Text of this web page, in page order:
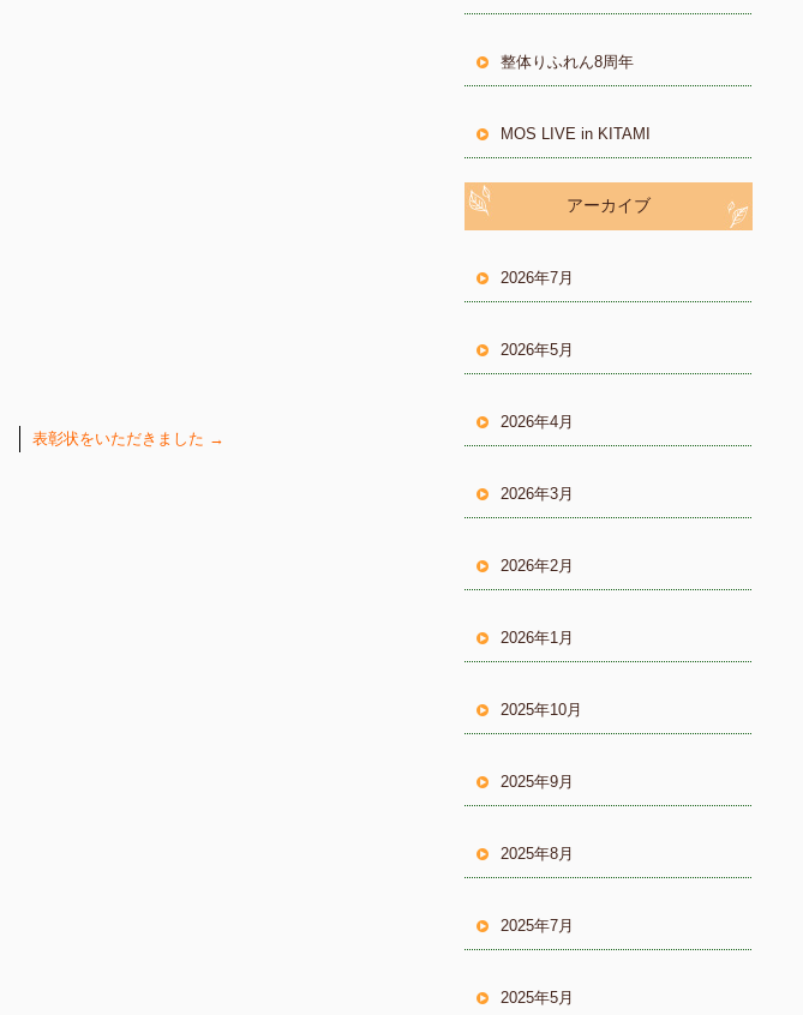
表彰状をいただきました →
整体りふれん8周年
MOS LIVE in KITAMI
アーカイブ
2026年7月
2026年5月
2026年4月
2026年3月
2026年2月
2026年1月
2025年10月
2025年9月
2025年8月
2025年7月
2025年5月